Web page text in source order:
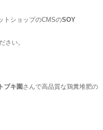
トショップのCMSのSOY
さい。
ブキ園 さんで高品質な鶏糞堆肥の